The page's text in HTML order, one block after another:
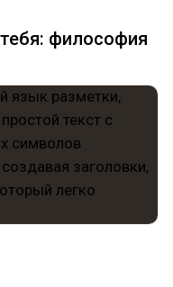
философия